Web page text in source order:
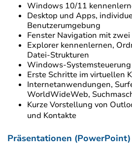
Windows 10/11
Desktop und Apps,
Benutzerumgebung
Fenster Navigation mit
Explorer kennenlernen,
Datei-Strukturen
Windows-Systemsteuerung
Erste Schritte im virtuellen
Internetanwendungen,
WorldWideWeb,
Kurze Vorstellung von
und Kontakte
Präsentationen (PowerPoint)